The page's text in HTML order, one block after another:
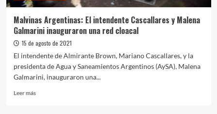
red
agua
potable
Malvinas Argentinas: El intendente Cascallares y Malena
Galmarini inauguraron una red cloacal
15 de agosto de 2021
El intendente de Almirante Brown, Mariano Cascallares, y la
presidenta de Agua y Saneamientos Argentinos (AySA), Malena
Galmarini, inauguraron una...
Leer másLeer